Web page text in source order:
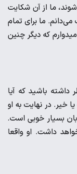
ما از آن شکایت
ما برای تمام
که دیگر چنین
داشته باشید که آیا
در نهایت به او
بسیار خوبی است.
داشت. او واقعا